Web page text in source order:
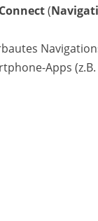
(
Apps